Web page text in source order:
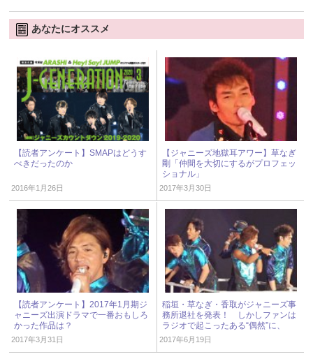
あなたにオススメ
【読者アンケート】SMAPはどうす
べきだったのか
2016年1月26日
【ジャニーズ地獄耳アワー】草なぎ
剛「仲間を大切にするがプロフェッ
ショナル」
2017年3月30日
【読者アンケート】2017年1月期ジ
ャニーズ出演ドラマで一番おもしろ
かった作品は？
2017年3月31日
稲垣・草なぎ・香取がジャニーズ事
務所退社を発表！ しかしファンは
ラジオで起こったある“偶然”に、
「鳥肌立った」と感動
2017年6月19日